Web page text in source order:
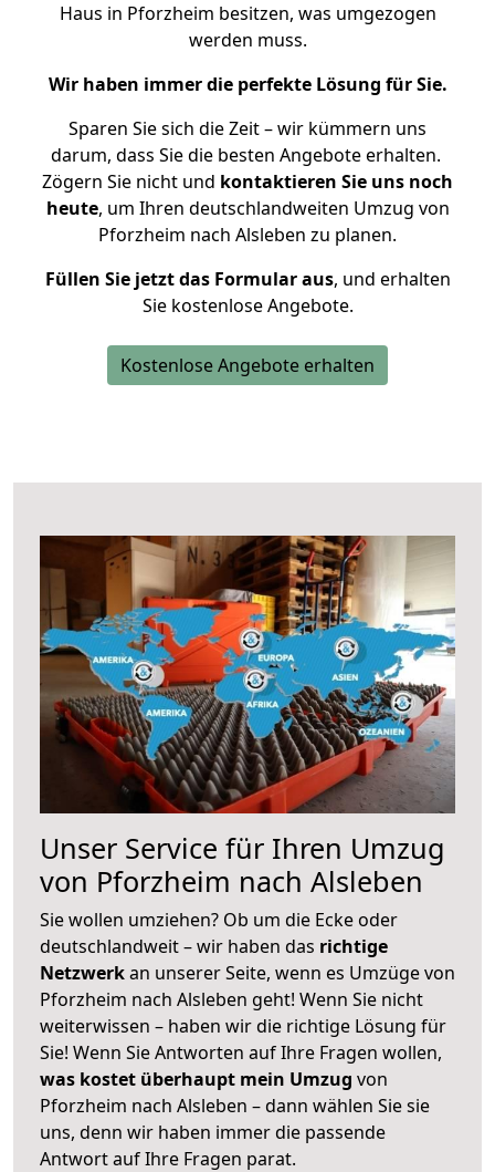
Haus in Pforzheim besitzen, was umgezogen
werden muss.
Wir haben immer die perfekte Lösung für Sie.
Sparen Sie sich die Zeit – wir kümmern uns
darum, dass Sie die besten Angebote erhalten.
Zögern Sie nicht und kontaktieren Sie uns noch
heute, um Ihren deutschlandweiten Umzug von
Pforzheim nach Alsleben zu planen.
Füllen Sie jetzt das Formular aus, und erhalten
Sie kostenlose Angebote.
Kostenlose Angebote erhalten
Unser Service für Ihren Umzug
von Pforzheim nach Alsleben
Sie wollen umziehen? Ob um die Ecke oder
deutschlandweit – wir haben das richtige
Netzwerkan unserer Seite, wenn es Umzüge von
Pforzheim nach Alsleben geht! Wenn Sie nicht
weiterwissen – haben wir die richtige Lösung für
Sie! Wenn Sie Antworten auf Ihre Fragen wollen,
was kostet überhaupt mein Umzug von
Pforzheim nach Alsleben – dann wählen Sie sie
uns, denn wir haben immer die passende
Antwort auf Ihre Fragen parat.